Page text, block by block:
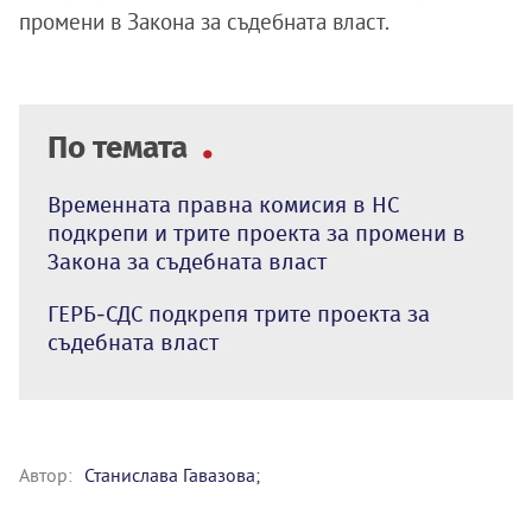
промени в Закона за съдебната власт.
По темата
Временната правна комисия в НС
подкрепи и трите проекта за промени в
Закона за съдебната власт
ГЕРБ-СДС подкрепя трите проекта за
съдебната власт
Автор: Станислава Гавазова;